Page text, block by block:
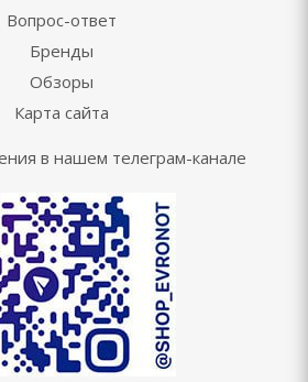
Вопрос-ответ
Бренды
Обзоры
Карта сайта
в нашем телеграм-канале